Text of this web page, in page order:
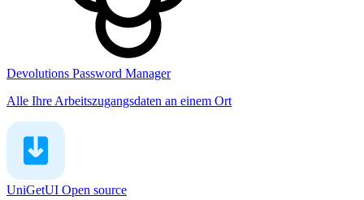
Devolutions Password Manager
Alle Ihre Arbeitszugangsdaten an einem Ort
UniGetUI Open source